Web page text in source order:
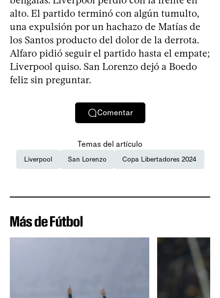
alto. El partido terminó con algún tumulto,
una expulsión por un hachazo de Matías de
los Santos producto del dolor de la derrota.
Alfaro pidió seguir el partido hasta el empate;
Liverpool quiso. San Lorenzo dejó a Boedo
feliz sin preguntar.
Comentar
Temas del artículo
Liverpool San Lorenzo Copa Libertadores 2024
Más de Fútbol